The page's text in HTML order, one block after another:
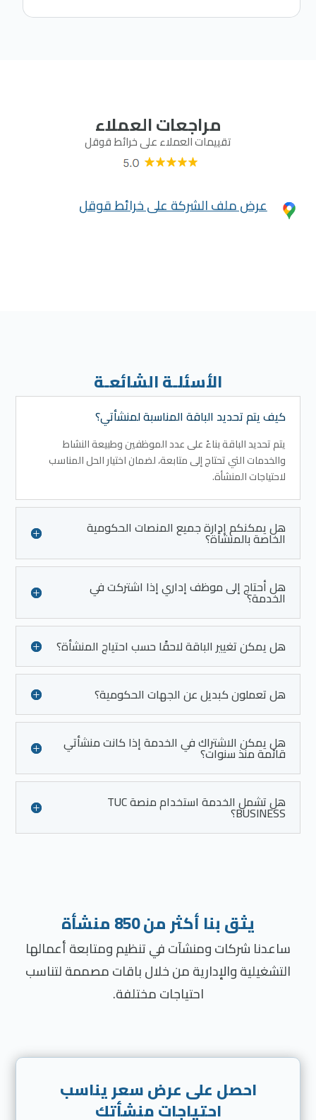
مراجعات العملاء
تقييمات العملاء على خرائط قوقل
عرض ملف الشركة على خرائط قوقل
الأسئلـة الشائعـة
كيف يتم تحديد الباقة المناسبة لمنشأتي؟
يتم تحديد الباقة بناءً على عدد الموظفين وطبيعة النشاط
والخدمات التي تحتاج إلى متابعة، لضمان اختيار الحل المناسب
لاحتياجات المنشأة.
هل يمكنكم إدارة جميع المنصات الحكومية
الخاصة بالمنشأة؟
هل أحتاج إلى موظف إداري إذا اشتركت في
الخدمة؟
هل يمكن تغيير الباقة لاحقًا حسب احتياج المنشأة؟
هل تعملون كبديل عن الجهات الحكومية؟
هل يمكن الاشتراك في الخدمة إذا كانت منشأتي
قائمة منذ سنوات؟
هل تشمل الخدمة استخدام منصة TUC
BUSINESS؟
يثق بنا أكثر من 850 منشأة
ساعدنا شركات ومنشآت في تنظيم ومتابعة أعمالها
التشغيلية والإدارية من خلال باقات مصممة لتناسب
احتياجات مختلفة.
احصل على عرض سعر يناسب
احتياجات منشأتك